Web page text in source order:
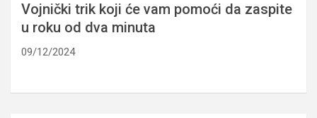
Vojnički trik koji će vam pomoći da zaspite
u roku od dva minuta
09/12/2024